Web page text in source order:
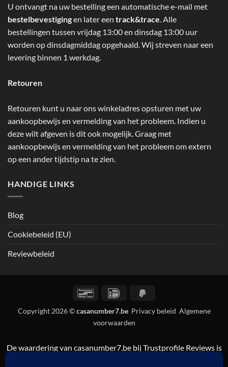
U ontvangt na uw bestelling een automatische e-mail met
bestelbevestigingen later een track&trace. Alle
bestellingen tussen vrijdag 13:00 en dinsdag 13:00 uur
worden op dinsdagmiddag opgehaald. Wij streven naar een
levering binnen 1 werkdag.
Retouren
Retouren kunt u naar ons winkeladres opsturen met uw
aankoopbewijs en vermelding van het probleem. Indien u
deze wilt afgeven is dit ook mogelijk. Graag met
aankoopbewijs en vermelding van het probleem om extern
op een ander tijdstip na te zien.
HANDIGE LINKS
Blog
Cookiebeleid (EU)
Reviewbeleid
BancontactIDeal
Copyright 2026 ©casanumber7.be Privacy beleid Algemene
voorwaarden
De waardering van casanumber7.be bij Trustprofile Reviewsis